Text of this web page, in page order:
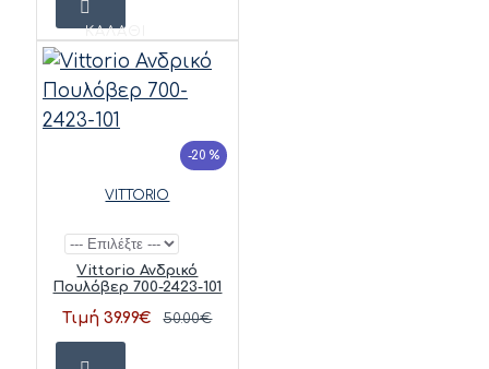
ΚΑΛΆΘΙ
-20 %
VITTORIO
Vittorio Ανδρικό
Πουλόβερ 700-2423-101
Τιμή 39.99€ 50.00€